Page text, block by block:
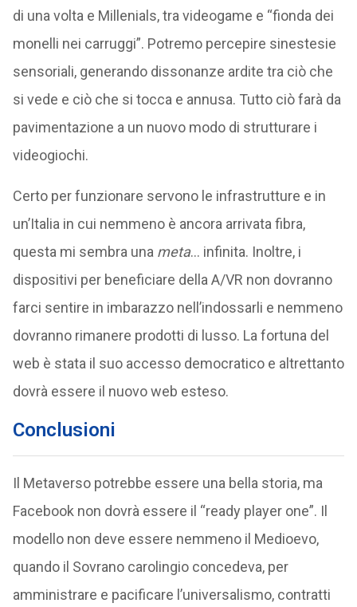
di una volta e Millenials, tra videogame e “fionda dei
monelli nei carruggi”. Potremo percepire sinestesie
sensoriali, generando dissonanze ardite tra ciò che
si vede e ciò che si tocca e annusa. Tutto ciò farà da
pavimentazione a un nuovo modo di strutturare i
videogiochi.
Certo per funzionare servono le infrastrutture e in
un’Italia in cui nemmeno è ancora arrivata fibra,
questa mi sembra una meta… infinita. Inoltre, i
dispositivi per beneficiare della A/VR non dovranno
farci sentire in imbarazzo nell’indossarli e nemmeno
dovranno rimanere prodotti di lusso. La fortuna del
web è stata il suo accesso democratico e altrettanto
dovrà essere il nuovo web esteso.
Conclusioni
Il Metaverso potrebbe essere una bella storia, ma
Facebook non dovrà essere il “ready player one”. Il
modello non deve essere nemmeno il Medioevo,
quando il Sovrano carolingio concedeva, per
amministrare e pacificare l’universalismo, contratti